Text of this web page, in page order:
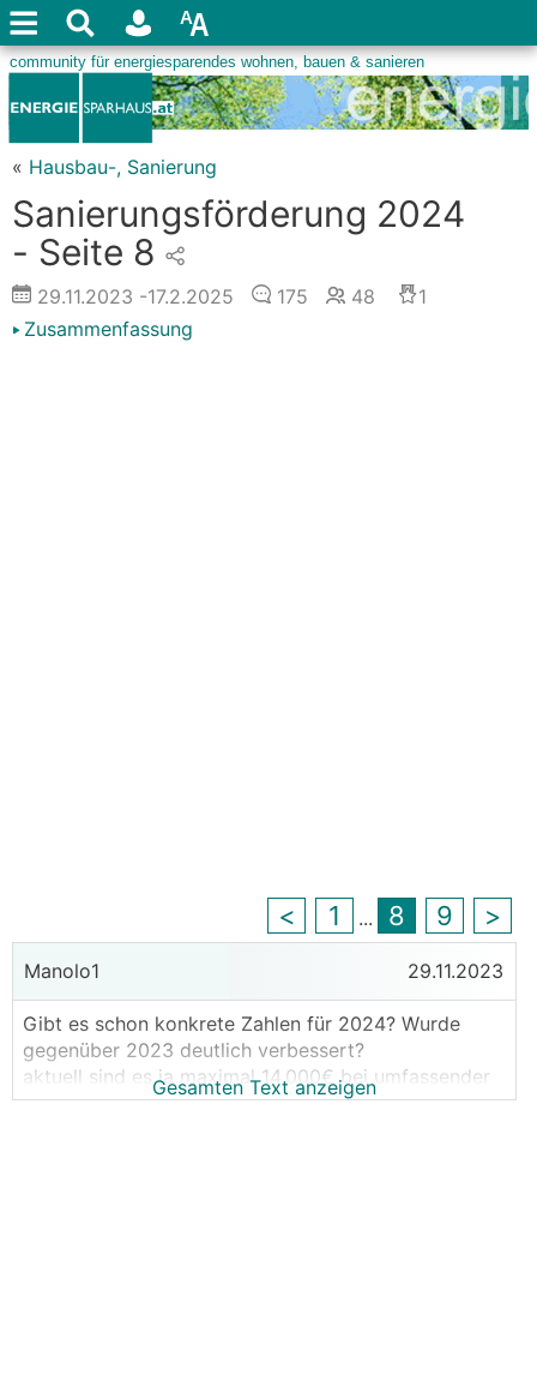
« Hausbau-, Sanierung
Sanierungsförderung 2024
- Seite 8
29.11.2023 -17.2.2025 175 48
1
Zusammenfassung
< 1 ... 8 9 >
Manolo1 29.11.2023
Gibt es schon konkrete Zahlen für 2024? Wurde
gegenüber 2023 deutlich verbessert?
aktuell sind es ja maximal 14.000€ bei umfassender
Sanierung auf besten Standard!
Gesamten Text anzeigen